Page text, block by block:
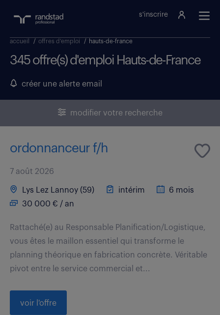
s'inscrire
accueil / offres d'emploi / hauts-de-france
345 offre(s) d'emploi Hauts-de-France
créer une alerte email
modifier votre recherche
ordonnanceur f/h
7 août 2026
Lys Lez Lannoy (59) intérim
6 mois
30 000 € / an
Rattaché(e) au Responsable Planification/Logistique,
vous êtes le maillon essentiel qui transforme le
planning théorique en fabrication concrète. Véritable
pivot entre le service commercial et...
voir l'offre